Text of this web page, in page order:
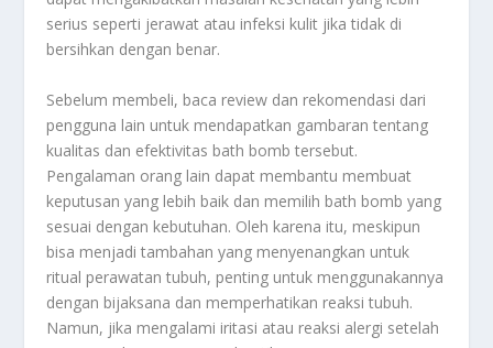
serius seperti jerawat atau infeksi kulit jika tidak di
bersihkan dengan benar.
Sebelum membeli, baca review dan rekomendasi dari
pengguna lain untuk mendapatkan gambaran tentang
kualitas dan efektivitas bath bomb tersebut.
Pengalaman orang lain dapat membantu membuat
keputusan yang lebih baik dan memilih bath bomb yang
sesuai dengan kebutuhan. Oleh karena itu, meskipun
bisa menjadi tambahan yang menyenangkan untuk
ritual perawatan tubuh, penting untuk menggunakannya
dengan bijaksana dan memperhatikan reaksi tubuh.
Namun, jika mengalami iritasi atau reaksi alergi setelah